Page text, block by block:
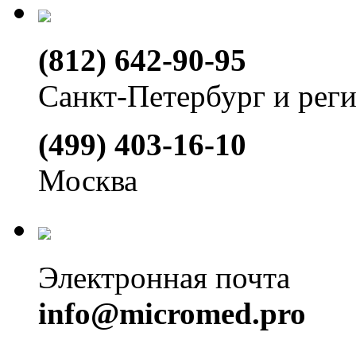
(812) 642-90-95
Санкт-Петербург и
(499) 403-16-10
Москва
Электронная почта
info@micromed.pro